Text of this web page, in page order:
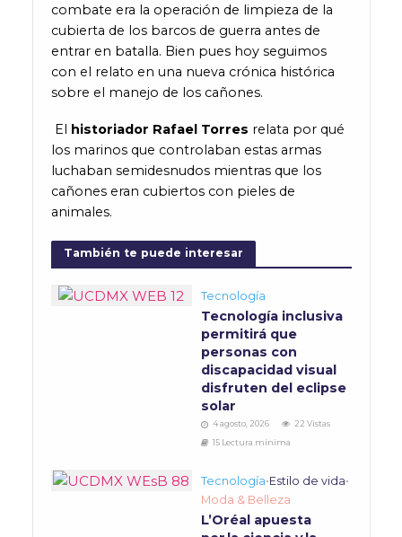
combate era la operación de limpieza de la
cubierta de los barcos de guerra antes de
entrar en batalla. Bien pues hoy seguimos
con el relato en una nueva crónica histórica
sobre el manejo de los cañones.
El historiador Rafael Torres relata por qué
los marinos que controlaban estas armas
luchaban semidesnudos mientras que los
cañones eran cubiertos con pieles de
animales.
También te puede interesar
Tecnología
Tecnología inclusiva
permitirá que
personas con
discapacidad visual
disfruten del eclipse
solar
4 agosto, 2026
22 Vistas
15 Lectura mínima
Tecnología•Estilo de vida•
Moda & Belleza
L’Oréal apuesta